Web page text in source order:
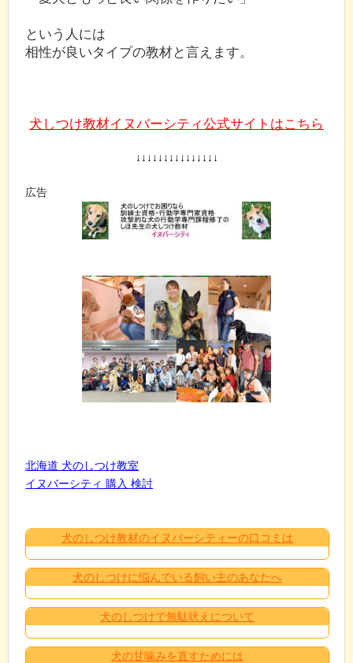
という人には
相性が良いタイプの教材と言えます。
犬しつけ教材イヌバーシティ公式サイトはこちら
↓↓↓↓↓↓↓↓↓↓↓↓↓↓↓
広告
北海道 犬のしつけ教室
イヌバーシティ 購入 検討
犬のしつけ教材のイヌバーシティーの口コミは
犬のしつけに悩んでいる飼い主のあなたへ
犬のしつけで無駄吠えについて
犬の甘噛みを直すためには